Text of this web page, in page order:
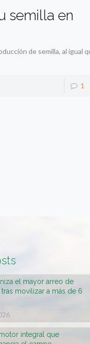
semilla en
de semilla, al igual
1
el mayor arreo de
tras movilizar a más de 6
integral que